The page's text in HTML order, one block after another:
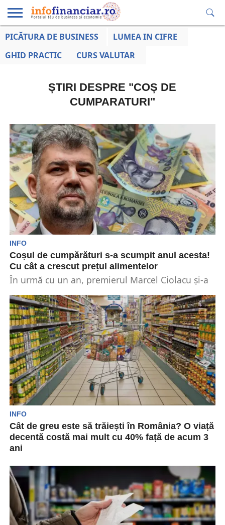
EDUCAȚIE
LA ZI
AFACERILOR
PICĂTURA DE BUSINESS
LUMEA IN CIFRE
GHID PRACTIC
CURS VALUTAR
ȘTIRI DESPRE "COȘ DE
CUMPARATURI"
INFO
Coșul de cumpărături s-a scumpit anul acesta!
Cu cât a crescut prețul alimentelor
În urmă cu un an, premierul Marcel Ciolacu și-a
INFO
Cât de greu este să trăiești în România? O viață
decentă costă mai mult cu 40% față de acum 3
ani
traiul în România scoate la iveală un...